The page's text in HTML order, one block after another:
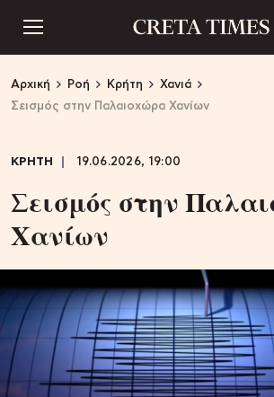
Αρχική Ροή Κρήτη
Χανιά
Σεισμός στην Παλαιοχώρα Χανίων
ΚΡΗΤΗ 19.06.2026, 19:00
Σεισμός στην
Χανίων